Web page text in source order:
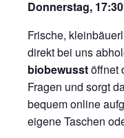
Donnerstag,
Frische,
direkt bei uns
biobewusstöffnet
Fragen und sorgt
bequem online
eigene Taschen